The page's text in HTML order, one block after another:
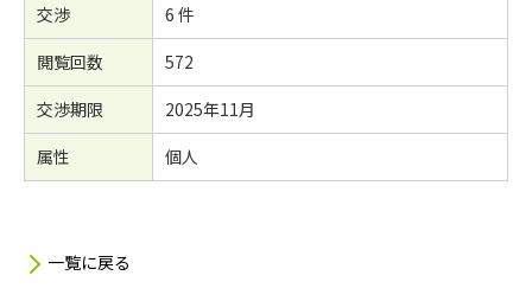
交渉
6 件
閲覧回数
572
交渉期限
2025年11月
属性
個人
一覧に戻る